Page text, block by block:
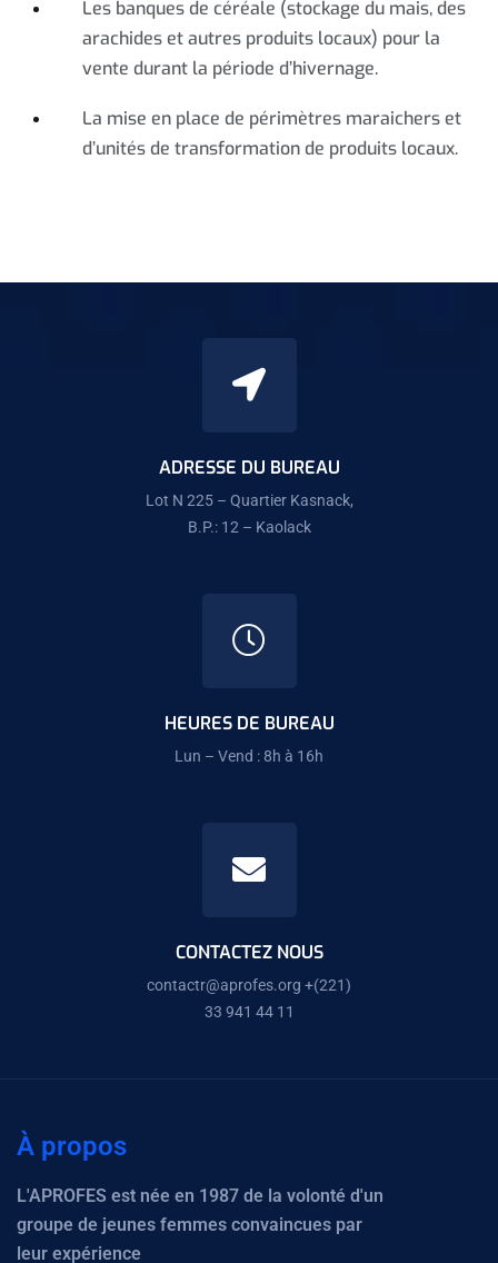
Les banques de céréale (stockage du mais, des
arachides et autres produits locaux) pour la
vente durant la période d’hivernage.
La mise en place de périmètres maraichers et
d’unités de transformation de produits locaux.
ADRESSE DU BUREAU
Lot N 225 – Quartier Kasnack,
B.P.: 12 – Kaolack
HEURES DE BUREAU
Lun – Vend : 8h à 16h
CONTACTEZ NOUS
contactr@aprofes.org +(221)
33 941 44 11
À propos
L'APROFES est née en 1987 de la volonté d'un
groupe de jeunes femmes convaincues par
leur expérience